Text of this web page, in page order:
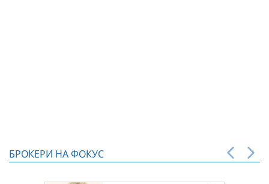
БРОКЕРИ НА ФОКУС